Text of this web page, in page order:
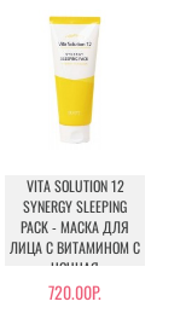
VITA SOLUTION 12
SYNERGY SLEEPING
PACK - МАСКА ДЛЯ
ЛИЦА С ВИТАМИНОМ С
НОЧНАЯ
720.00Р.